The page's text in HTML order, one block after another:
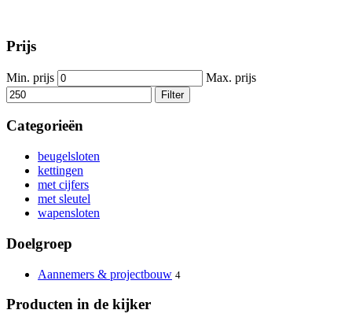
Prijs
Min. prijs Max. prijs
Filter
Categorieën
beugelsloten
kettingen
met cijfers
met sleutel
wapensloten
Doelgroep
Aannemers & projectbouw 4
Producten in de kijker